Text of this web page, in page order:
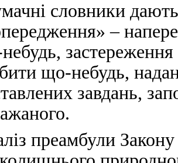
словники
–
застереження
що-небудь,
завдань,
преамбули